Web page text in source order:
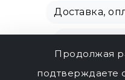
Доставка,
Продолжая
подтверждаете